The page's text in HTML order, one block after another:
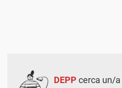
DEPP cerca un/a